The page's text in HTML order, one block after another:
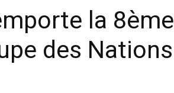
la 8ème
des Nations